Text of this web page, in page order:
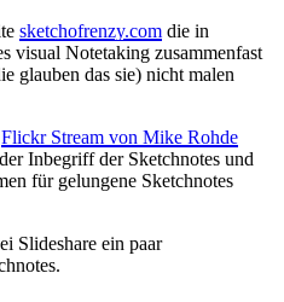
sketchofrenzy.com die in
visual Notetaking zusammenfast
glauben das sie) nicht malen
Flickr Stream von Mike Rohde
Inbegriff der Sketchnotes und
für gelungene Sketchnotes
Slideshare ein paar